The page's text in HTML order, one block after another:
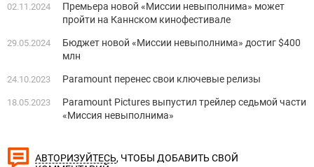
02.11.2024
Премьера новой «Миссии невыполнима» может
пройти на Каннском кинофестивале
29.05.2024
Бюджет новой «Миссии невыполнима» достиг $400
млн
24.10.2023 Paramount перенес свои ключевые релизы
18.05.2023
Paramount Pictures выпустил трейлер седьмой части
«Миссия невыполнима»
АВТОРИЗУЙТЕСЬ, ЧТОБЫ ДОБАВИТЬ СВОЙ